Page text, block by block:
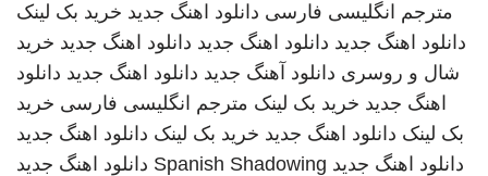
مترجم انگلیسی فارسی دانلود اهنگ جدید خرید بک لینک
دانلود اهنگ جدید دانلود اهنگ جدید دانلود اهنگ جدید خرید
شال و روسری دانلود آهنگ جدید دانلود اهنگ جدید دانلود
اهنگ جدید خرید بک لینک مترجم انگلیسی فارسی خرید
بک لینک دانلود اهنگ جدید خرید بک لینک دانلود اهنگ جدید
دانلود اهنگ جدید Spanish Shadowing دانلود اهنگ جدید